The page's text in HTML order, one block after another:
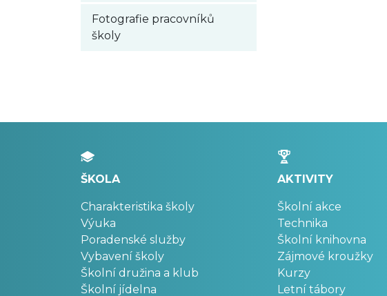
Fotografie pracovníků
školy
ŠKOLA
Charakteristika školy
Výuka
Poradenské služby
Vybavení školy
Školní družina a klub
Školní jídelna
AKTIVITY
Školní akce
Technika
Školní knihovna
Zájmové kroužky
Kurzy
Letní tábory